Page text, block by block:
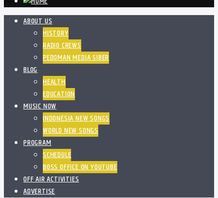
ABOUT US
HISTORY
RADIO CREWS
PEDOMAN MEDIA SIBER
BLOG
HEALTH
EDUCATION
MUSIC NOW
INDONESIA NEW SONGS
WORLD NEW SONGS
PROGRAM
SCHEDULE
BOSS OFFICE ON YOUTUBE
OFF AIR ACTIVITIES
ADVERTISE